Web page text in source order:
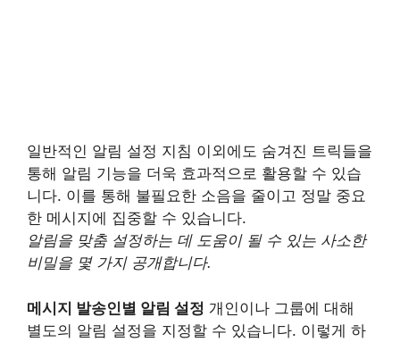
일반적인 알림 설정 지침 이외에도 숨겨진 트릭들을
통해 알림 기능을 더욱 효과적으로 활용할 수 있습
니다. 이를 통해 불필요한 소음을 줄이고 정말 중요
한 메시지에 집중할 수 있습니다.
알림을 맞춤 설정하는 데 도움이 될 수 있는 사소한
비밀을 몇 가지 공개합니다.
메시지 발송인별 알림 설정 개인이나 그룹에 대해
별도의 알림 설정을 지정할 수 있습니다. 이렇게 하